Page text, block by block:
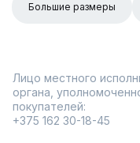
Большие размеры
Лицо местного
органа,
покупателей:
+375 162 30-18-45